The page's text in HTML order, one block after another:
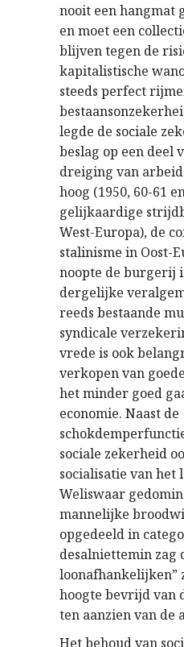
nooit een hangmat
en moet een
blijven tegen de
kapitalistische
steeds perfect
legde de sociale
beslag op een deel
dreiging van
hoog (1950, 60-61
gelijkaardige
West-Europa), de
stalinisme in Oost-
noopte de burgerij
dergelijke
reeds bestaande
syndicale
vrede is ook
verkopen van
het minder goed
economie. Naast de
sociale zekerheid
socialisatie van het
Weliswaar
mannelijke
opgedeeld in
desalniettemin zag
loonafhankelijken”
hoogte bevrijd van
ten aanzien van de
Het behoud van